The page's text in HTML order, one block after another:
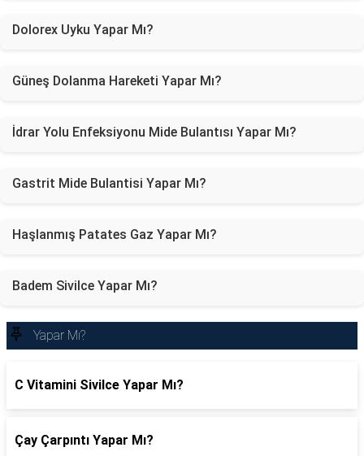
Dolorex Uyku Yapar Mı?
Güneş Dolanma Hareketi Yapar Mı?
İdrar Yolu Enfeksiyonu Mide Bulantısı Yapar Mı?
Gastrit Mide Bulantisi Yapar Mı?
Haşlanmış Patates Gaz Yapar Mı?
Badem Sivilce Yapar Mı?
Yapar Mı?
C Vitamini Sivilce Yapar Mı?
Çay Çarpıntı Yapar Mı?